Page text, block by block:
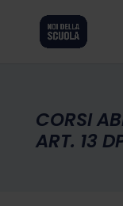
CORSI
ART. 13